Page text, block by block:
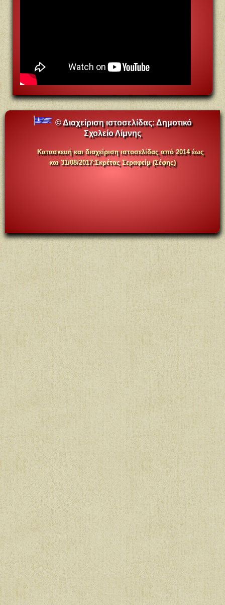
© Διαχείριση ιστοσελίδας:Δημοτικό
Σχολείο Λίμνης
Κατασκευή και διαχείριση ιστοσελίδαςαπό 2014 έως
και 31/08/2017:Σκρέτας Σεραφείμ (Σέφης)